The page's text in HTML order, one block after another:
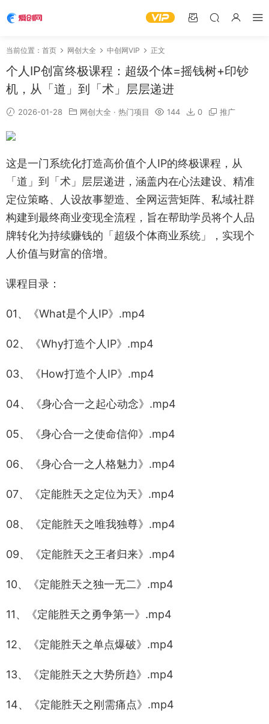
当前位置： 首页 网创大全 中创网VIP 正文
个人IP创富终极课程：超级个体=摇钱树+印钞
机，从「道」到「术」层层递进
2026-01-28 网创大全 · 热门项目 144 0 推广
这是一门系统化打造高价值个人IP的终极课程，从
「道」到「术」层层递进，涵盖内在心法建设、精准
定位策略、人设故事塑造、全网运营矩阵、私域社群
构建到最终商业变现全流程，旨在帮助学员将个人品
牌转化为持续赚钱的「超级个体商业系统」，实现个
人价值与财富的倍增。
课程目录：
01、《What是个人IP》.mp4
02、《Why打造个人IP》.mp4
03、《How打造个人IP》.mp4
04、《身心合一之起心动念》.mp4
05、《身心合一之使命信仰》.mp4
06、《身心合一之人格魅力》.mp4
07、《定能胜天之定位为天》.mp4
08、《定能胜天之唯我独尊》.mp4
09、《定能胜天之王者归来》.mp4
10、《定能胜天之独一无二》.mp4
11、《定能胜天之勇争第一》.mp4
12、《定能胜天之单点爆破》.mp4
13、《定能胜天之大势所趋》.mp4
14、《定能胜天之刚需痛点》.mp4